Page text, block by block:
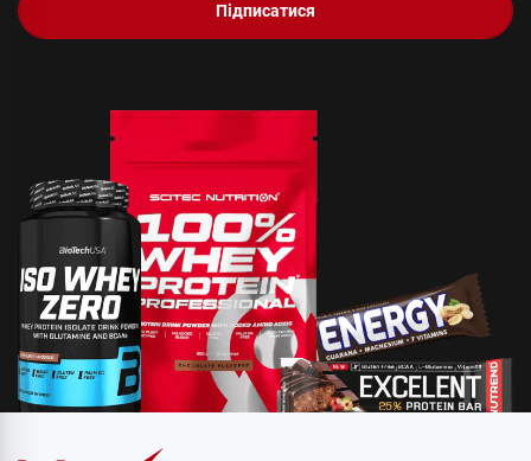
Підписатися